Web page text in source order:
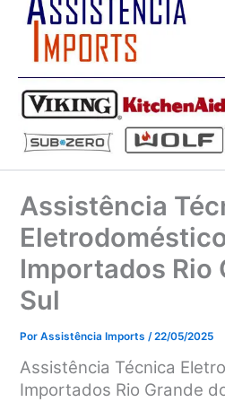
Assistência
Importados Rio
Sul
PorAssistência Imports/22/05/2025
Assistência Técnica
Importados Rio Grande